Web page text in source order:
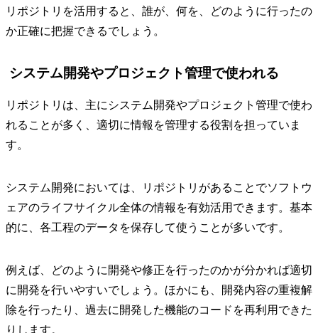
リポジトリを活用すると、誰が、何を、どのように行ったの
か正確に把握できるでしょう。
システム開発やプロジェクト管理で使われる
リポジトリは、主にシステム開発やプロジェクト管理で使わ
れることが多く、適切に情報を管理する役割を担っていま
す。
システム開発においては、リポジトリがあることでソフトウ
ェアのライフサイクル全体の情報を有効活用できます。基本
的に、各工程のデータを保存して使うことが多いです。
例えば、どのように開発や修正を行ったのかが分かれば適切
に開発を行いやすいでしょう。ほかにも、開発内容の重複解
除を行ったり、過去に開発した機能のコードを再利用できた
りします。